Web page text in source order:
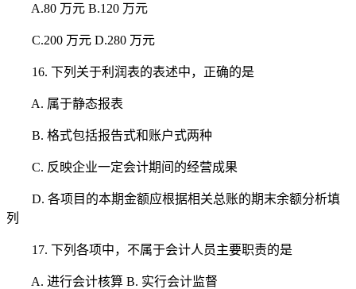
A.80 万元 B.120 万元
C.200 万元 D.280 万元
16. 下列关于利润表的表述中，正确的是
A. 属于静态报表
B. 格式包括报告式和账户式两种
C. 反映企业一定会计期间的经营成果
D. 各项目的本期金额应根据相关总账的期末余额分析填
列
17. 下列各项中，不属于会计人员主要职责的是
A. 进行会计核算 B. 实行会计监督